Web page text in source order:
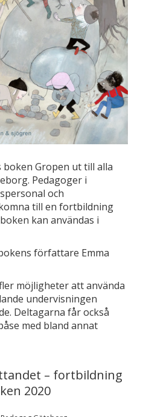
boken Gropen ut till alla
Pedagoger i
och
till en fortbildning
kan användas i
författare Emma
möjligheter att använda
undervisningen
Deltagarna får också
med bland annat
– fortbildning
2020